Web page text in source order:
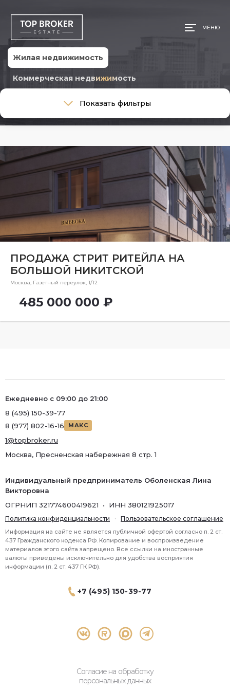
МЕНЮ
Жилая недвижимость
Коммерческая недвижимость
Тип сделки
Тип недвижимости
Ремонт
Район
Район
Метро
Показать фильтры
ПРОДАЖА СТРИТ РИТЕЙЛА НА
БОЛЬШОЙ НИКИТСКОЙ
Москва, Газетный переулок, 1/12
485 000 000 ₽
+7 (495) 150-39-77
Согласие на обработку
персональных данных
Ежедневно с 09:00 до 21:00
8 (495) 150-39-77
8 (977) 802-16-16
МАКС
1@topbroker.ru
Москва, Пресненская набережная 8 стр. 1
Индивидуальный предприниматель Оболенская Лина
Викторовна
ОГРНИП 321774600419621 • ИНН 380121925017
Политика конфиденциальности · Пользовательское соглашение
Информация на сайте не является публичной офертой согласно п. 2 ст.
437 Гражданского кодекса РФ. Копирование и воспроизведение
материалов этого сайта запрещено. Все ссылки на иностранные
валюты приведены исключительно для удобства восприятия
информации (п. 2 ст. 437 ГК РФ).